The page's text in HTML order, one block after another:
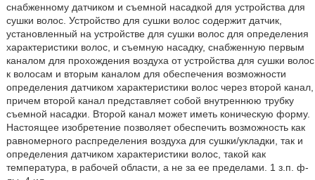
снабженному датчиком и съемной насадкой для устройства для
сушки волос. Устройство для сушки волос содержит датчик,
установленный на устройстве для сушки волос для определения
характеристики волос, и съемную насадку, снабженную первым
каналом для прохождения воздуха от устройства для сушки волос
к волосам и вторым каналом для обеспечения возможности
определения датчиком характеристики волос через второй канал,
причем второй канал представляет собой внутреннюю трубку
съемной насадки. Второй канал может иметь коническую форму.
Настоящее изобретение позволяет обеспечить возможность как
равномерного распределения воздуха для сушки/укладки, так и
определения датчиком характеристики волос, такой как
температура, в рабочей области, а не за ее пределами. 1 з.п. ф-